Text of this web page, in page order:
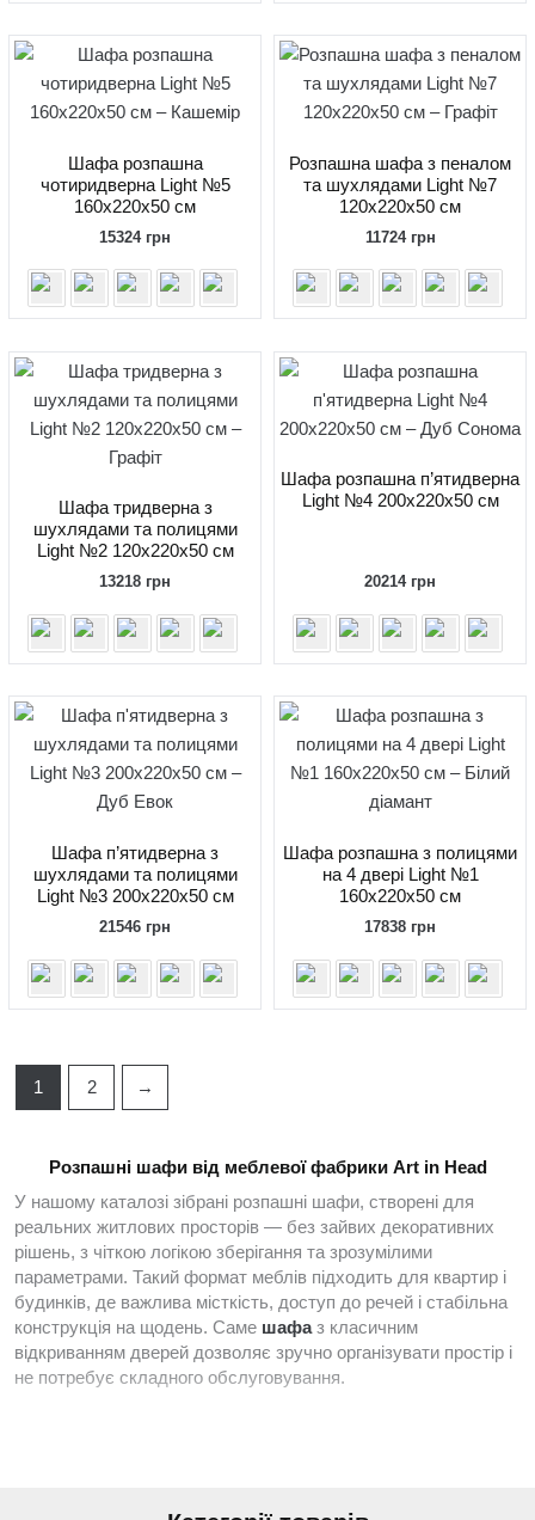
Шафа розпашна
чотиридверна Light №5
160x220x50 см
15324 грн
Розпашна шафа з пеналом
та шухлядами Light №7
120x220x50 см
11724 грн
Шафа тридверна з
шухлядами та полицями
Light №2 120х220х50 см
13218 грн
Шафа розпашна п’ятидверна
Light №4 200x220x50 см
20214 грн
Шафа п’ятидверна з
шухлядами та полицями
Light №3 200х220х50 см
21546 грн
Шафа розпашна з полицями
на 4 двері Light №1
160x220x50 см
17838 грн
1 2 →
Розпашні шафи від меблевої фабрики Art in Head
У нашому каталозі зібрані розпашні шафи, створені для
реальних житлових просторів — без зайвих декоративних
рішень, з чіткою логікою зберігання та зрозумілими
параметрами. Такий формат меблів підходить для квартир і
будинків, де важлива місткість, доступ до речей і стабільна
конструкція на щодень. Саме шафаз класичним
відкриванням дверей дозволяє зручно організувати простір і
не потребує складного обслуговування.
яка впишеться у планування без переплат і зайвих